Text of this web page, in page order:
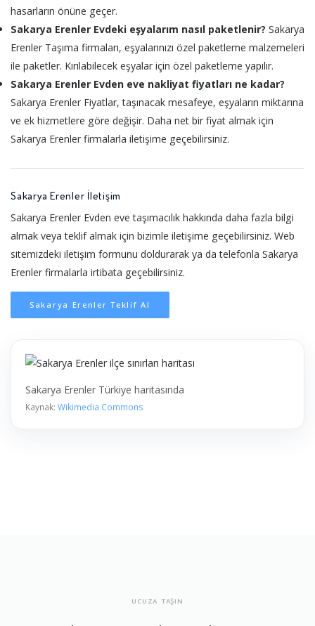
hasarların önüne geçer.
Sakarya Erenler Evdeki eşyalarım nasıl paketlenir? Sakarya
Erenler Taşıma firmaları, eşyalarınızı özel paketleme malzemeleri
ile paketler. Kırılabilecek eşyalar için özel paketleme yapılır.
Sakarya Erenler Evden eve nakliyat fiyatları ne kadar?
Sakarya Erenler Fiyatlar, taşınacak mesafeye, eşyaların miktarına
ve ek hizmetlere göre değişir. Daha net bir fiyat almak için
Sakarya Erenler firmalarla iletişime geçebilirsiniz.
Sakarya Erenler İletişim
Sakarya Erenler Evden eve taşımacılık hakkında daha fazla bilgi
almak veya teklif almak için bizimle iletişime geçebilirsiniz. Web
sitemizdeki iletişim formunu doldurarak ya da telefonla Sakarya
Erenler firmalarla irtibata geçebilirsiniz.
Sakarya Erenler Teklif Al
Sakarya Erenler Türkiye haritasında
Kaynak: Wikimedia Commons
UCUZA TAŞIN